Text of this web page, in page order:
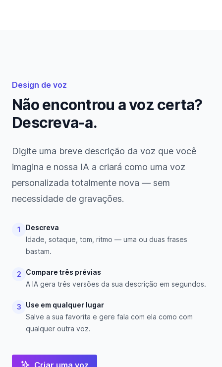
Design de voz
Não encontrou a voz certa?
Descreva-a.
Digite uma breve descrição da voz que você
imagina e nossa IA a criará como uma voz
personalizada totalmente nova — sem
necessidade de gravações.
1
Descreva
Idade, sotaque, tom, ritmo — uma ou duas frases
bastam.
2
Compare três prévias
A IA gera três versões da sua descrição em segundos.
3
Use em qualquer lugar
Salve a sua favorita e gere fala com ela como com
qualquer outra voz.
Criar uma voz